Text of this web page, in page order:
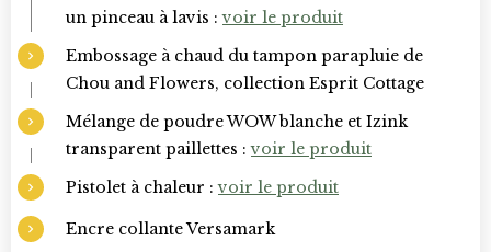
un pinceau à lavis :voir le produit
Embossage à chaud du tampon parapluie de
Chou and Flowers, collection Esprit Cottage
Mélange de poudre WOW blanche et Izink
transparent paillettes :voir le produit
Pistolet à chaleur :voir le produit
Encre collante Versamark